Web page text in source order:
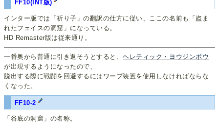
FF10(INT版)
インター版では「祈り子」の翻訳の仕方に従い、ここの名前も「盗ま
れたフェイスの洞窟」になっている。
HD Remaster版は従来通り。
一番奥から普通に引き返そうとすると、ヘレティック・ヨウジンボウ
が出現するようになったので、
脱出する際に戦闘を回避するにはワープ装置を使用しなければならな
くなった。
FF10-2
「谷底の洞窟」の名称。